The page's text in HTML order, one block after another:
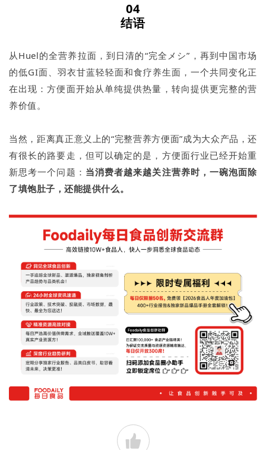
04
结语
从Huel的全营养拉面，到日清的“完全メシ”，再到中国市场
的低GI面、羽衣甘蓝轻轻面和食疗养生面，一个共同变化正
在出现：方便面开始从单纯提供热量，转向提供更完整的营
养价值。
当然，距离真正意义上的“完整营养方便面”成为大众产品，还
有很长的路要走，但可以确定的是，方便面行业已经开始重
新思考一个问题： 当消费者越来越关注营养时，一碗泡面除
了填饱肚子，还能提供什么。